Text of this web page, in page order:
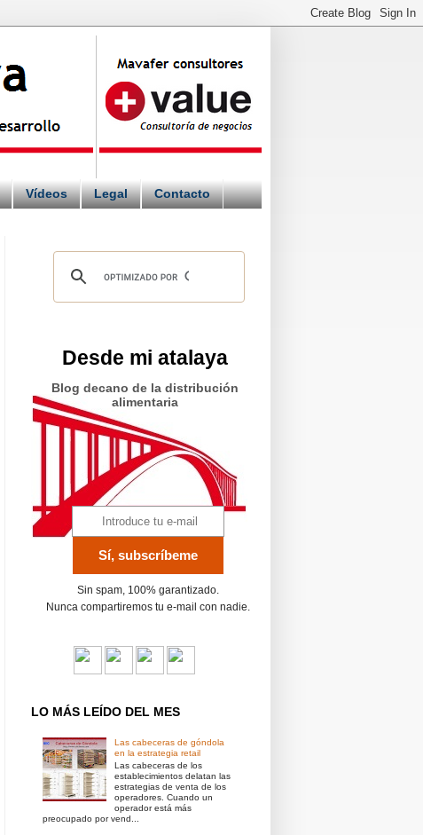
Vídeos Legal Contacto
Desde mi atalaya
Blog decano de la distribución
alimentaria
Sin spam, 100% garantizado.
Nunca compartiremos tu e-mail con nadie.
LO MÁS LEÍDO DEL MES
Las cabeceras de góndola
en la estrategia retail
Las cabeceras de los
establecimientos delatan las
estrategias de venta de los
operadores. Cuando un
operador está más
preocupado por vend...